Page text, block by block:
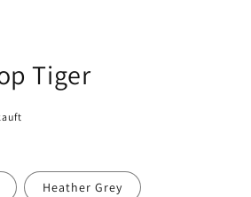
Tiger
Heather Grey